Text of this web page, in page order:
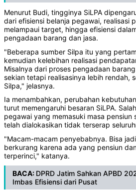
Menurut Budi, tingginya SiLPA
dari efisiensi belanja pegawai, realisasi
melampaui target, hingga efisiensi
pengadaan barang dan jasa.
"Beberapa sumber Silpa itu yang
kemudian kelebihan realisasi
Misalnya dari proses pengadaan
sekian tetapi realisasinya lebih rendah,
Silpa," jelasnya.
Ia menambahkan, perubahan
turut memengaruhi besaran SiLPA.
pegawai yang memasuki masa pensiun
telah dialokasikan tidak terserap
"Macam-macam penyebabnya. Bisa
berkurang karena ada yang pensiun
terperinci," katanya.
BACA: DPRD Jatim Sahkan APBD
Imbas Efisiensi dari Pusat